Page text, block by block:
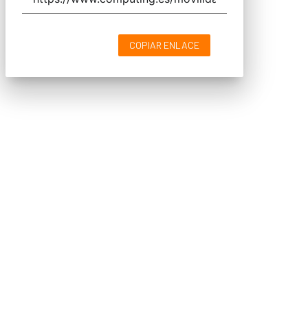
COPIAR ENLACE